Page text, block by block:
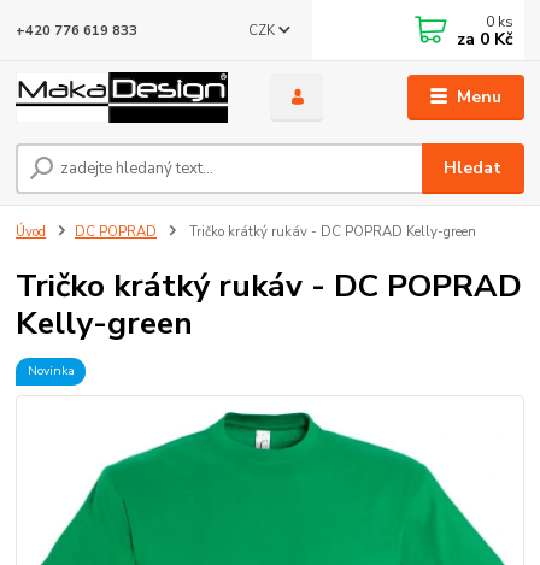
Menu
CZK
Hledat
+420 776 619 833 0 ks
za 0 Kč
Úvod DC POPRAD Tričko krátký rukáv - DC POPRAD Kelly-green
Tričko krátký rukáv - DC POPRAD
Kelly-green
Novinka